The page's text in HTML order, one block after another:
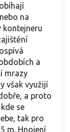
na
a
mrazy
však využijí
a proto
se
tak pro
m. Hnojení